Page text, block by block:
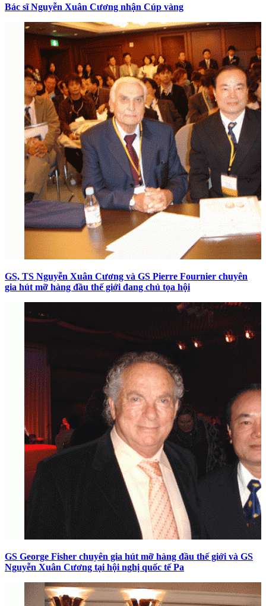
Bác sĩ Nguyễn Xuân Cương nhận Cúp vàng
GS, TS Nguyễn Xuân Cương và GS Pierre Fournier chuyên
gia hút mỡ hàng đầu thế giới đang chủ tọa hội
GS George Fisher chuyên gia hút mỡ hàng đầu thế giới và GS
Nguyễn Xuân Cương tại hội nghị quốc tế Pa